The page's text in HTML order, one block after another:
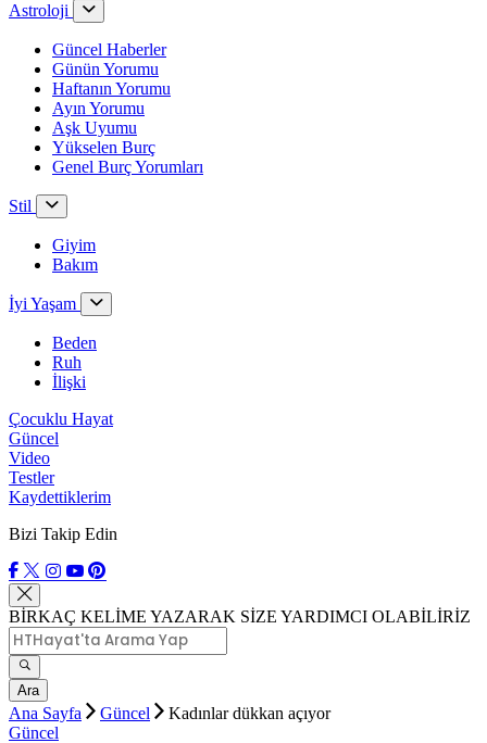
Astroloji
Güncel Haberler
Günün Yorumu
Haftanın Yorumu
Ayın Yorumu
Aşk Uyumu
Yükselen Burç
Genel Burç Yorumları
Stil
Giyim
Bakım
İyi Yaşam
Beden
Ruh
İlişki
Çocuklu Hayat
Güncel
Video
Testler
Kaydettiklerim
Bizi Takip Edin
BİRKAÇ KELİME YAZARAK SİZE YARDIMCI OLABİLİRİZ
Ara
Ana Sayfa Güncel
Kadınlar dükkan açıyor
Güncel